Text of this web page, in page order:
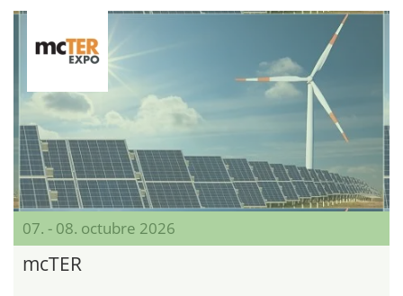
07. - 08. octubre 2026
mcTER